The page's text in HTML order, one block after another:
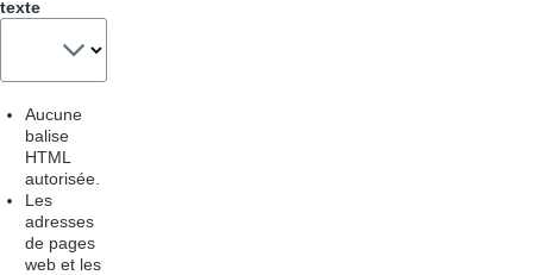
texte
Aucune
balise
HTML
autorisée.
Les
adresses
de pages
web et les